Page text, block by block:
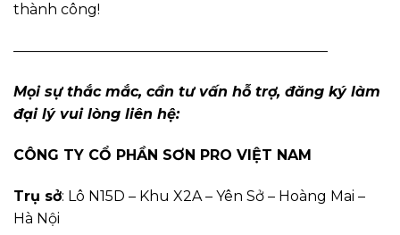
thành công!
——————————————————————
Mọi sự thắc mắc, cần tư vấn hỗ trợ, đăng ký làm
đại lý vui lòng liên hệ:
CÔNG TY CỔ PHẦN SƠN PRO VIỆT NAM
Trụ sở: Lô N15D – Khu X2A – Yên Sở – Hoàng Mai –
Hà Nội